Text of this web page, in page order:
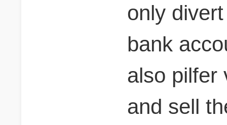
only
bank
also pilfer
and sell